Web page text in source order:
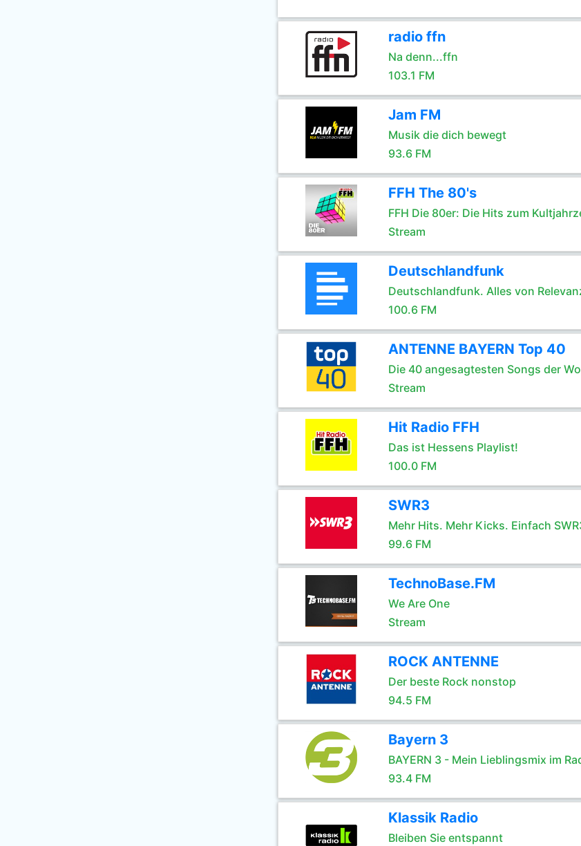
radio ffn
Na denn...ffn
103.1 FM
Jam FM
Musik die dich bewegt
93.6 FM
FFH The 80's
FFH Die 80er: Die Hits zum
Stream
Deutschlandfunk
Deutschlandfunk. Alles von
100.6 FM
ANTENNE BAYERN Top 40
Die 40 angesagtesten Songs der
Stream
Hit Radio FFH
Das ist Hessens Playlist!
100.0 FM
SWR3
Mehr Hits. Mehr Kicks. Einfach
99.6 FM
TechnoBase.FM
We Are One
Stream
ROCK ANTENNE
Der beste Rock nonstop
94.5 FM
Bayern 3
BAYERN 3 - Mein Lieblingsmix im
93.4 FM
Klassik Radio
Bleiben Sie entspannt